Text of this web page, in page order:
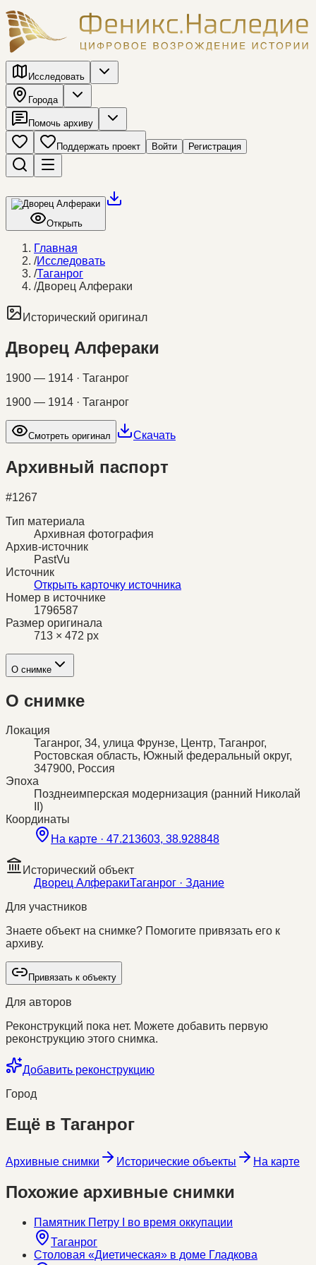
Исследовать
Города
Помочь архиву
Поддержать проект Войти Регистрация
Открыть
Главная
/Исследовать
/Таганрог
/Дворец Алфераки
Исторический оригинал
Дворец Алфераки
1900 — 1914 · Таганрог
1900 — 1914 · Таганрог
Смотреть оригинал Скачать
Архивный паспорт
#1267
Тип материала
Архивная фотография
Архив-источник
PastVu
Источник
Открыть карточку источника
Номер в источнике
1796587
Размер оригинала
713 × 472 px
О снимке
О снимке
Локация
Таганрог, 34, улица Фрунзе, Центр, Таганрог,
Ростовская область, Южный федеральный округ,
347900, Россия
Эпоха
Позднеимперская модернизация (ранний Николай
II)
Координаты
На карте · 47.213603, 38.928848
Исторический объект
Дворец АлферакиТаганрог · Здание
Для участников
Знаете объект на снимке? Помогите привязать его к
архиву.
Привязать к объекту
Для авторов
Реконструкций пока нет. Можете добавить первую
реконструкцию этого снимка.
Добавить реконструкцию
Город
Ещё в Таганрог
Архивные снимки Исторические объекты На карте
Похожие архивные снимки
Памятник Петру I во время оккупации
Таганрог
Столовая «Диетическая» в доме Гладкова